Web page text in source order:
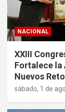
NACIONAL
XXIII
Fortalece la
Nuevos
sábado, 1 de